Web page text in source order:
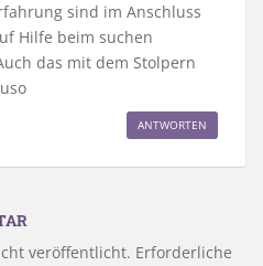
sind im Anschluss
Hilfe beim suchen
das mit dem Stolpern
ANTWORTEN
veröffentlicht. Erforderliche